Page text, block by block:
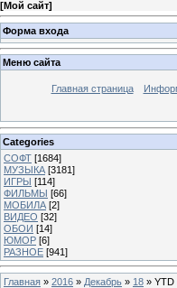
[Мой сайт]
Форма входа
Меню сайта
Главная страница
Categories
СОФТ [1684]
МУЗЫКА [3181]
ИГРЫ [114]
ФИЛЬМЫ [66]
МОБИЛА [2]
ВИДЕО [32]
ОБОИ [14]
ЮМОР [6]
РАЗНОЕ [941]
Главная » 2016 » Декабрь » 18 » YTD